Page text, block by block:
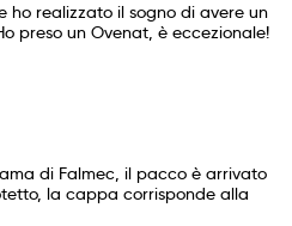
ho realizzato il sogno di avere un
preso un Ovenat, è eccezionale!
di Falmec, il pacco è arrivato
la cappa corrisponde alla